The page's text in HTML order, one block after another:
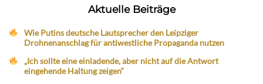
Aktuelle Beiträge
Wie Putins deutsche Lautsprecher den Leipziger
Drohnenanschlag für antiwestliche Propaganda nutzen
„Ich sollte eine einladende, aber nicht auf die Antwort
eingehende Haltung zeigen“